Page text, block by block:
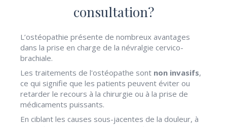
consultation?
L’ostéopathie présente de nombreux avantages
dans la prise en charge de la névralgie cervico-
brachiale.
Les traitements de l'ostéopathe sont non invasifs,
ce qui signifie que les patients peuvent éviter ou
retarder le recours à la chirurgie ou à la prise de
médicaments puissants.
En ciblant les causes sous-jacentes de la douleur, à